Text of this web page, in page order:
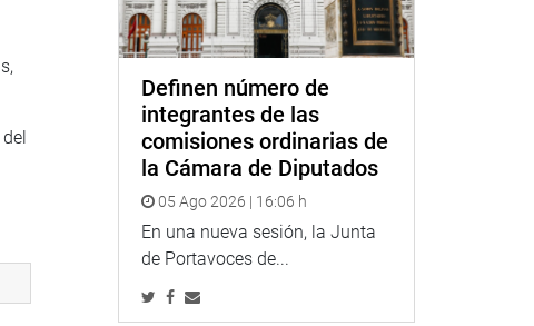
Definen número de
integrantes de las
comisiones ordinarias de
la Cámara de Diputados
05 Ago 2026 | 16:06 h
En una nueva sesión, la Junta
de Portavoces de...